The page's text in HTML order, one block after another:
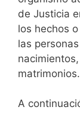
de Justicia
los hechos
las
matrimonios.
A